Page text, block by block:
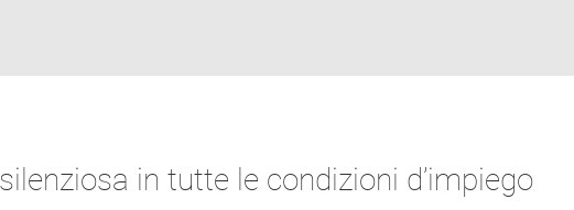
in tutte le condizioni d’impiego